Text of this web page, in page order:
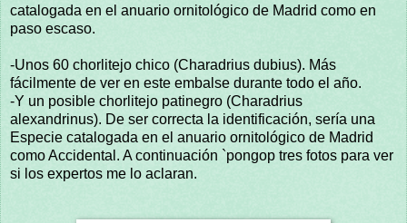
catalogada en el anuario ornitológico de Madrid como en
paso escaso.
-Unos 60 chorlitejo chico (Charadrius dubius). Más
fácilmente de ver en este embalse durante todo el año.
-Y un posible chorlitejo patinegro (Charadrius
alexandrinus). De ser correcta la identificación, sería una
Especie catalogada en el anuario ornitológico de Madrid
como Accidental. A continuación `pongop tres fotos para ver
si los expertos me lo aclaran.